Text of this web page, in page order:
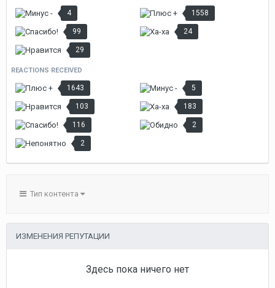
4 1558
99 24
29
REACTIONS RECEIVED
1643 5
103 183
116 2
2
Тип контента
ИЗМЕНЕНИЯ РЕПУТАЦИИ
Здесь пока ничего нет